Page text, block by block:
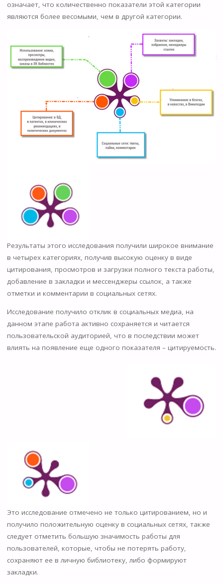
означает, что количественно показатели этой категории
являются более весомыми, чем в другой категории.
Результаты этого исследования получили широкое внимание
в четырех категориях, получив высокую оценку в виде
цитирования, просмотров и загрузки полного текста работы,
добавление в закладки и мессенджеры ссылок, а также
отметки и комментарии в социальных сетях.
Исследование получило отклик в социальных медиа, на
данном этапе работа активно сохраняется и читается
пользовательской аудиторией, что в последствии может
влиять на появление еще одного показателя – цитируемость.
Это исследование отмечено не только цитированием, но и
получило положительную оценку в социальных сетях, также
следует отметить большую значимость работы для
пользователей, которые, чтобы не потерять работу,
сохраняют ее в личную библиотеку, либо формируют
закладки.